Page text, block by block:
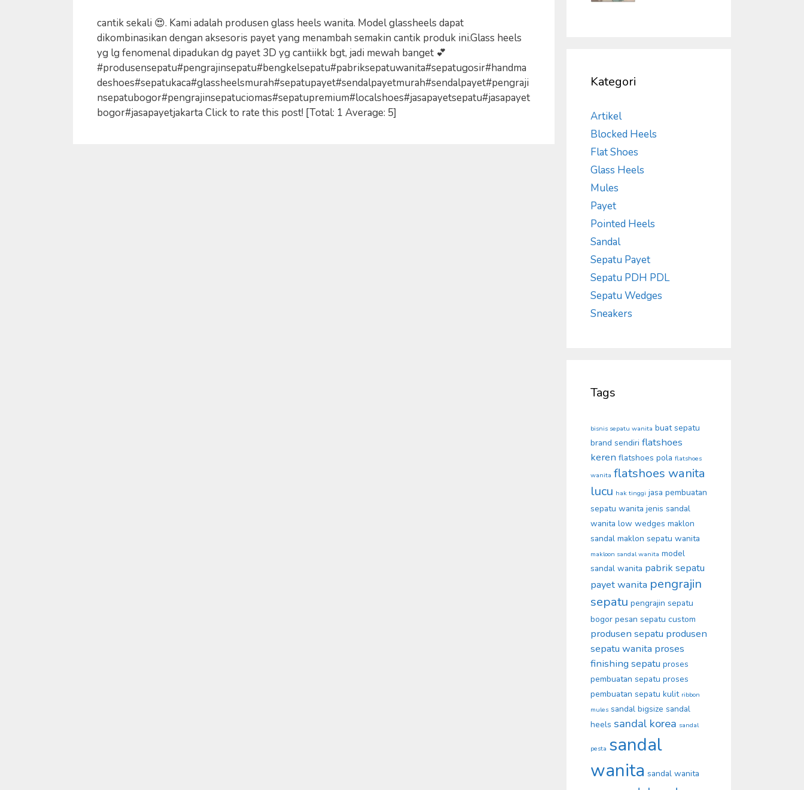
cantik sekali 😍. Kami adalah produsen glass heels wanita. Model glassheels dapat
dikombinasikan dengan aksesoris payet yang menambah semakin cantik produk ini.Glass heels
yg lg fenomenal dipadukan dg payet 3D yg cantiikk bgt, jadi mewah banget 💕
#produsensepatu#pengrajinsepatu#bengkelsepatu#pabriksepatuwanita#sepatugosir#handma
deshoes#sepatukaca#glassheelsmurah#sepatupayet#sendalpayetmurah#sendalpayet#pengraji
nsepatubogor#pengrajinsepatuciomas#sepatupremium#localshoes#jasapayetsepatu#jasapayet
bogor#jasapayetjakarta Click to rate this post! [Total: 1 Average: 5]
Kategori
Artikel
Blocked Heels
Flat Shoes
Glass Heels
Mules
Payet
Pointed Heels
Sandal
Sepatu Payet
Sepatu PDH PDL
Sepatu Wedges
Sneakers
Tags
bisnis sepatu wanita buat sepatu
brand sendiri flatshoes
keren flatshoes pola flatshoes
wanita flatshoes wanita
lucu hak tinggi jasa pembuatan
sepatu wanita jenis sandal
wanita low wedges maklon
sandal maklon sepatu wanita
makloon sandal wanita model
sandal wanita pabrik sepatu
payet wanita pengrajin
sepatu pengrajin sepatu
bogor pesan sepatu custom
produsen sepatu produsen
sepatu wanita proses
finishing sepatu proses
pembuatan sepatu proses
pembuatan sepatu kulit ribbon
mules sandal bigsize sandal
heels sandal korea sandal
pesta sandal
wanita sandal wanita